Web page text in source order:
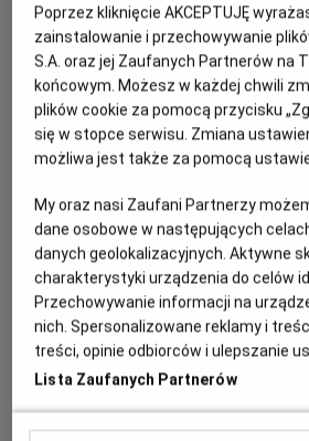
Barbara Koniecka, Agata
Mikina, Anna Wróblewska-
Dzwoniarek, Paweł
Wendroff, Karolina Sława
genialnym detektywem lub…
podróżnikiem? Oczywiście! W
kinowych przygód ulubione urwisy z
podbój nieznanych światów.
Od pojedynków w samo południe,
po rakiety startujące w stronę
to zastrzyk pozytywnej energii i
który rozbawi do łez zarówno dzieci,
Film oparty na kultowej lekturze
Justyny Bednarek i Daniela de
miliony młodych czytelników.
W tym zestawie przygód czekają na
opowieści:
O skarpetce, która poleciała w
Poprzez kliknięcie AKCEPTUJĘ
zainstalowanie i przechowywanie
S.A. oraz jej Zaufanych Partnerów na
końcowym. Możesz w każdej chwili
plików cookie za pomocą przycisku
się w stopce serwisu. Zmiana
możliwa jest także za pomocą
My oraz nasi Zaufani Partnerzy
dane osobowe w następujących
danych geolokalizacyjnych. Aktywne
charakterystyki urządzenia do celów
Przechowywanie informacji na
nich. Spersonalizowane reklamy i
treści, opinie odbiorców i ulepszanie
Lista Zaufanych Partnerów